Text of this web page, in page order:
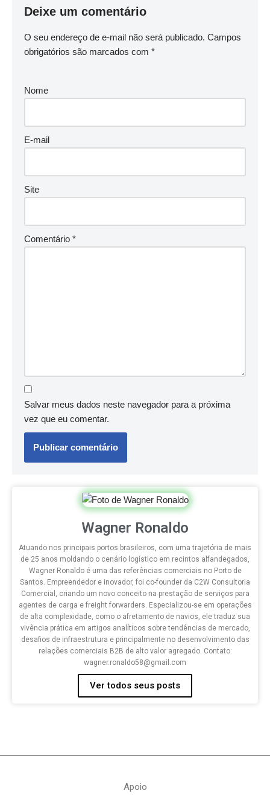
Deixe um comentário
O seu endereço de e-mail não será publicado. Campos
obrigatórios são marcados com *
Nome
E-mail
Site
Comentário *
Salvar meus dados neste navegador para a próxima
vez que eu comentar.
Wagner Ronaldo
Atuando nos principais portos brasileiros, com uma trajetória de mais
de 25 anos moldando o cenário logístico em recintos alfandegados,
Wagner Ronaldo é uma das referências comerciais no Porto de
Santos. Empreendedor e inovador, foi co-founder da C2W Consultoria
Comercial, criando um novo conceito na prestação de serviços para
agentes de carga e freight forwarders. Especializou-se em operações
de alta complexidade, como o afretamento de navios, ele traduz sua
vivência prática em artigos analíticos sobre tendências de mercado,
desafios de infraestrutura e principalmente no desenvolvimento das
relações comerciais B2B de alto valor agregado. Contato:
wagner.ronaldo58@gmail.com
Ver todos seus posts
Apoio